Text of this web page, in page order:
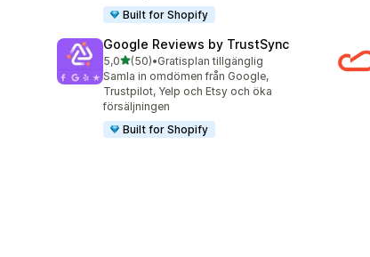
Built for Shopify
Google Reviews by TrustSync
5,0av 5 stjärnor
(50)
50 recensioner totalt
•Gratisplan tillgänglig
Samla in omdömen från Google,
Trustpilot, Yelp och Etsy och öka
försäljningen
Built for Shopify